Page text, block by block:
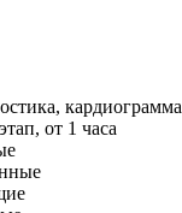
кардиограмма
от 1 часа